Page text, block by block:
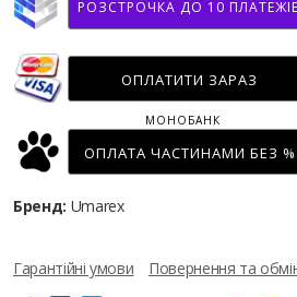
РОЗСТРОЧКА ДО 10
ОПЛАТИТИ ЗАРАЗ
ОПЛАТА ЧАСТИНАМИ БЕЗ %
МОНОБАНК
Бренд: Umarex
Гарантійні умови Повернення та